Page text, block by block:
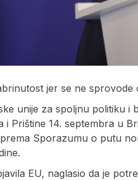
jer se ne
unije za spoljnu politiku
i Prištine 14. septembra u
Sporazumu o putu
EU, naglasio da je